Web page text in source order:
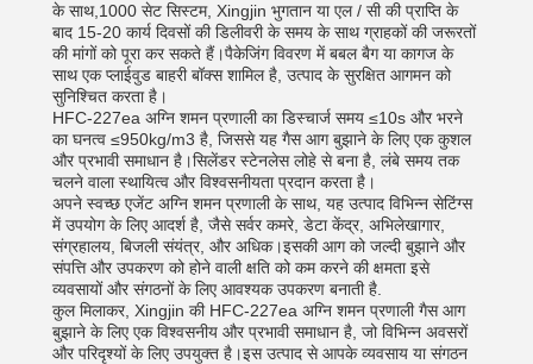
के साथ,1000 सेट सिस्टम, Xingjin भुगतान या एल / सी की प्राप्ति के
बाद 15-20 कार्य दिवसों की डिलीवरी के समय के साथ ग्राहकों की जरूरतों
की मांगों को पूरा कर सकते हैं।पैकेजिंग विवरण में बबल बैग या कागज के
साथ एक प्लाईवुड बाहरी बॉक्स शामिल है, उत्पाद के सुरक्षित आगमन को
सुनिश्चित करता है।
HFC-227ea अग्नि शमन प्रणाली का डिस्चार्ज समय ≤10s और भरने
का घनत्व ≤950kg/m3 है, जिससे यह गैस आग बुझाने के लिए एक कुशल
और प्रभावी समाधान है।सिलेंडर स्टेनलेस लोहे से बना है, लंबे समय तक
चलने वाला स्थायित्व और विश्वसनीयता प्रदान करता है।
अपने स्वच्छ एजेंट अग्नि शमन प्रणाली के साथ, यह उत्पाद विभिन्न सेटिंग्स
में उपयोग के लिए आदर्श है, जैसे सर्वर कमरे, डेटा केंद्र, अभिलेखागार,
संग्रहालय, बिजली संयंत्र, और अधिक।इसकी आग को जल्दी बुझाने और
संपत्ति और उपकरण को होने वाली क्षति को कम करने की क्षमता इसे
व्यवसायों और संगठनों के लिए आवश्यक उपकरण बनाती है.
कुल मिलाकर, Xingjin की HFC-227ea अग्नि शमन प्रणाली गैस आग
बुझाने के लिए एक विश्वसनीय और प्रभावी समाधान है, जो विभिन्न अवसरों
और परिदृश्यों के लिए उपयुक्त है।इस उत्पाद से आपके व्यवसाय या संगठन